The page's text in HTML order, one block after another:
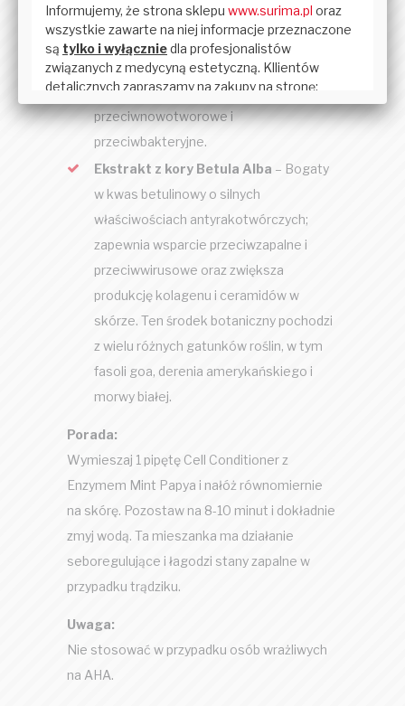
Kwas ursolowy– Pochodzący z
ekstraktów z rozmarynu i szałwii
greckiej, kwas ten posiada wysokie
właściwości przeciwzapalne,
przeciwnowotworowe i
przeciwbakteryjne.
Ekstrakt z kory Betula Alba – Bogaty
w kwas betulinowy o silnych
właściwościach antyrakotwórczych;
zapewnia wsparcie przeciwzapalne i
przeciwwirusowe oraz zwiększa
produkcję kolagenu i ceramidów w
skórze. Ten środek botaniczny pochodzi
z wielu różnych gatunków roślin, w tym
fasoli goa, derenia amerykańskiego i
morwy białej.
Porada:
Wymieszaj 1 pipętę Cell Conditioner z
Enzymem Mint Papya i nałóż równomiernie
na skórę. Pozostaw na 8-10 minut i dokładnie
zmyj wodą. Ta mieszanka ma działanie
seboregulujące i łagodzi stany zapalne w
przypadku trądziku.
Uwaga:
Nie stosować w przypadku osób wrażliwych
na AHA.